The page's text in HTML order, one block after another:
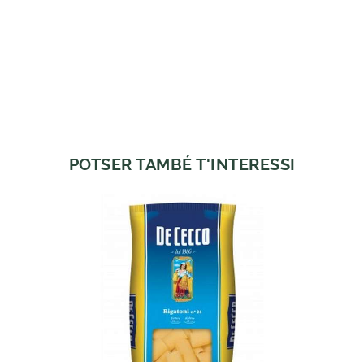
POTSER TAMBÉ T'INTERESSI